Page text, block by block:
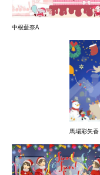
中根藍奈A
馬場彩矢香